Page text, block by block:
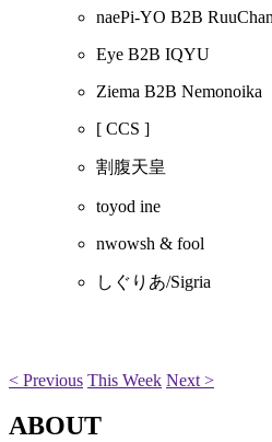
naePi-YO B2B RuuChan
Eye B2B IQYU
Ziema B2B Nemonoika
[ CCS ]
割腹天皇
toyod ine
nwowsh & fool
しぐりあ/Sigria
< Previous This Week Next >
ABOUT